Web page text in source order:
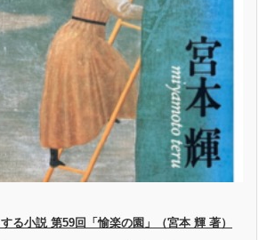
る小説 第59回「愉楽の園」（宮本 輝 著）